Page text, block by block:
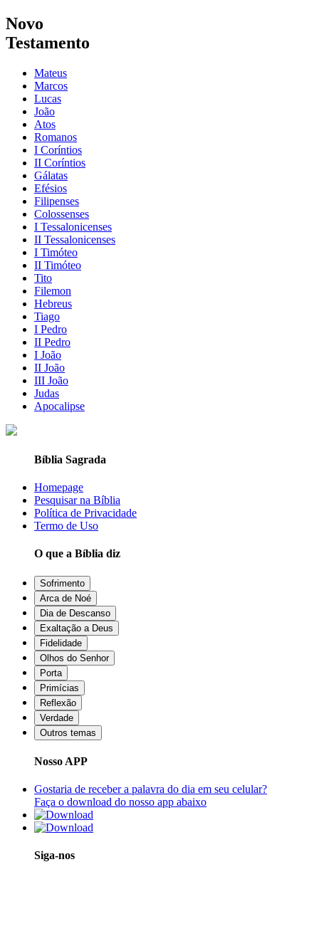
Novo
Testamento
Mateus
Marcos
Lucas
João
Atos
Romanos
I Coríntios
II Coríntios
Gálatas
Efésios
Filipenses
Colossenses
I Tessalonicenses
II Tessalonicenses
I Timóteo
II Timóteo
Tito
Filemon
Hebreus
Tiago
I Pedro
II Pedro
I João
II João
III João
Judas
Apocalipse
Bíblia Sagrada
Homepage
Pesquisar na Bíblia
Política de Privacidade
Termo de Uso
O que a Bíblia diz
Sofrimento
Arca de Noé
Dia de Descanso
Exaltação a Deus
Fidelidade
Olhos do Senhor
Porta
Primícias
Reflexão
Verdade
Outros temas
Nosso APP
Gostaria de receber a palavra do dia em seu celular?
Faça o download do nosso app abaixo
Siga-nos